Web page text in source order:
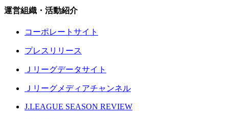
運営組織・活動紹介
コーポレートサイト
プレスリリース
Ｊリーグデータサイト
Ｊリーグメディアチャンネル
J.LEAGUE SEASON REVIEW